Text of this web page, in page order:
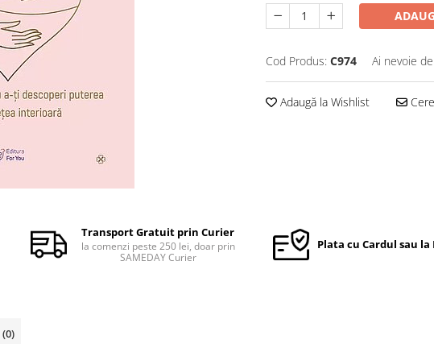
Facebook
Cod Produs: C974 Ai nevoie
Adaugă la Wishlist
Transport Gratuit prin Curier
la comenzi peste 250 lei, doar prin
SAMEDAY Curier
Plata cu Cardul sau
(0)